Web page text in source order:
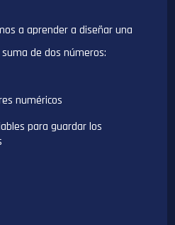
a aprender a diseñar una
de dos números:
numéricos
para guardar los